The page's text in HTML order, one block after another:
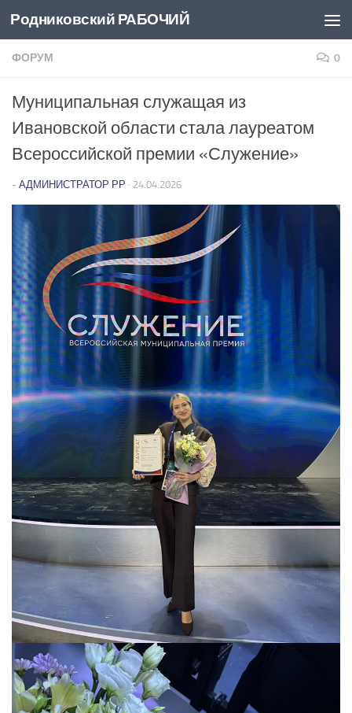
Перейти к содержимому
Родниковский РАБОЧИЙ
ФОРУМ 0
Муниципальная служащая из
Ивановской области стала лауреатом
Всероссийской премии «Служение»
- АДМИНИСТРАТОР РР · 24.04.2026